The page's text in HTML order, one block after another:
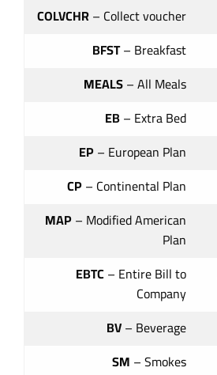
COLVCHR– Collect voucher
BFST– Breakfast
MEALS– All Meals
EB– Extra Bed
EP– European Plan
CP– Continental Plan
MAP– Modified American
Plan
EBTC– Entire Bill to
Company
BV– Beverage
SM – Smokes